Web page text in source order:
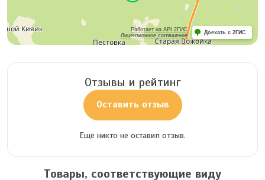
Работает на API 2ГИС
Лицензионное соглашение
Доехать с 2ГИС
Отзывы и рейтинг
Оставить отзыв
Ещё никто не оставил отзыв.
Товары, соответствующие виду